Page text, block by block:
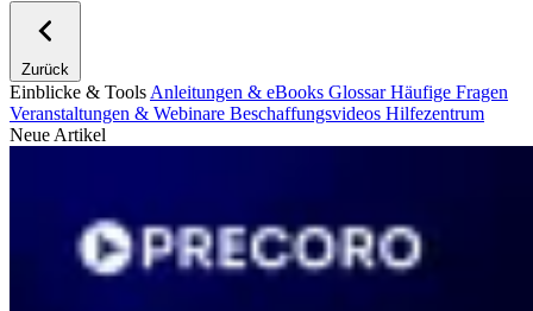
Zurück
Einblicke & Tools Anleitungen & eBooks GlossarHäufige Fragen
Veranstaltungen & Webinare Beschaffungsvideos Hilfezentrum
Neue Artikel